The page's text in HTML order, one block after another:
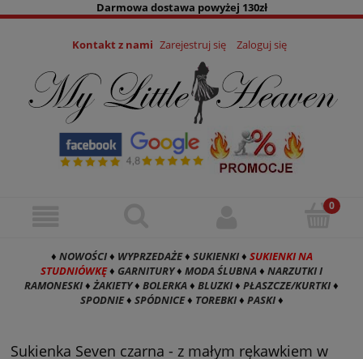
Darmowa dostawa powyżej 130zł
Kontakt z nami Zarejestruj się Zaloguj się
♦ NOWOŚCI♦ WYPRZEDAŻE♦ SUKIENKI♦ SUKIENKI NA
STUDNIÓWKĘ♦ GARNITURY♦ MODA ŚLUBNA♦ NARZUTKI I
RAMONESKI♦ŻAKIETY♦ BOLERKA♦ BLUZKI♦ PŁASZCZE/KURTKI♦
SPODNIE♦ SPÓDNICE♦ TOREBKI♦ PASKI♦
Sukienka Seven czarna - z małym rękawkiem w